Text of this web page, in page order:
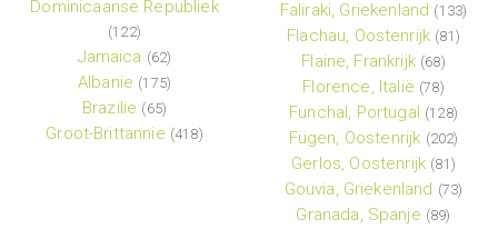
Dominicaanse Republiek
(122)
Jamaica (62)
Albanie (175)
Brazilie (65)
Groot-Brittannie (418)
Faliraki, Griekenland (133)
Flachau, Oostenrijk (81)
Flaine, Frankrijk (68)
Florence, Italië (78)
Funchal, Portugal (128)
Fügen, Oostenrijk (202)
Gerlos, Oostenrijk (81)
Gouvia, Griekenland (73)
Granada, Spanje (89)